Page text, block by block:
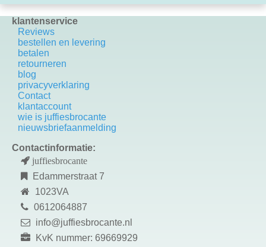
klantenservice
Reviews
bestellen en levering
betalen
retourneren
blog
privacyverklaring
Contact
k lantaccount
wie is juffiesbrocante
nieuwsbriefaanmelding
Contactinformatie:
juffiesbrocante
Edammerstraat 7
1023VA
0612064887
info@juffiesbrocante.nl
KvK nummer: 69669929